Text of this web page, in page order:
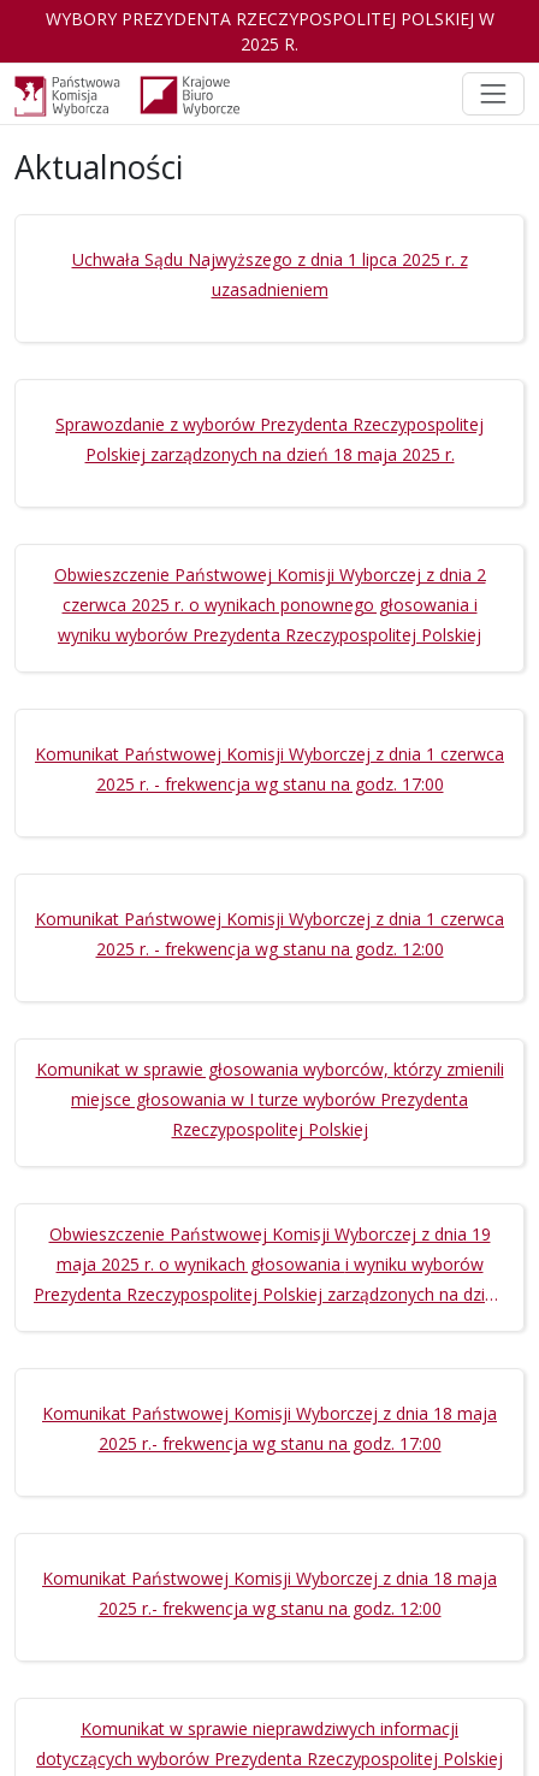
WYBORY PREZYDENTA RZECZYPOSPOLITEJ POLSKIEJ W
2025 R.
Aktualności
Wybory Prezydenta Rzeczypospolitej
Uchwała Sądu Najwyższego z dnia 1 lipca 2025 r. z
uzasadnieniem
Sprawozdanie z wyborów Prezydenta Rzeczypospolitej
Polskiej zarządzonych na dzień 18 maja 2025 r.
Obwieszczenie Państwowej Komisji Wyborczej z dnia 2
czerwca 2025 r. o wynikach ponownego głosowania i
wyniku wyborów Prezydenta Rzeczypospolitej Polskiej
Komunikat Państwowej Komisji Wyborczej z dnia 1 czerwca
2025 r. - frekwencja wg stanu na godz. 17:00
Komunikat Państwowej Komisji Wyborczej z dnia 1 czerwca
2025 r. - frekwencja wg stanu na godz. 12:00
Komunikat w sprawie głosowania wyborców, którzy zmienili
miejsce głosowania w I turze wyborów Prezydenta
Rzeczypospolitej Polskiej
Obwieszczenie Państwowej Komisji Wyborczej z dnia 19
maja 2025 r. o wynikach głosowania i wyniku wyborów
Prezydenta Rzeczypospolitej Polskiej zarządzonych na dzień
Komunikat Państwowej Komisji Wyborczej z dnia 18 maja
2025 r.- frekwencja wg stanu na godz. 17:00
Komunikat Państwowej Komisji Wyborczej z dnia 18 maja
2025 r.- frekwencja wg stanu na godz. 12:00
Komunikat w sprawie nieprawdziwych informacji
dotyczących wyborów Prezydenta Rzeczypospolitej Polskiej